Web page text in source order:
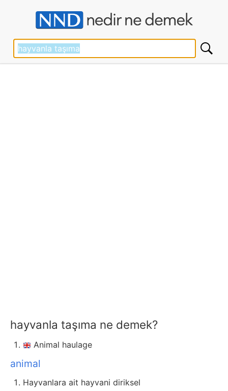
hayvanla taşıma ne demek?
Animal haulage
animal
Hayvanlara ait hayvani diriksel